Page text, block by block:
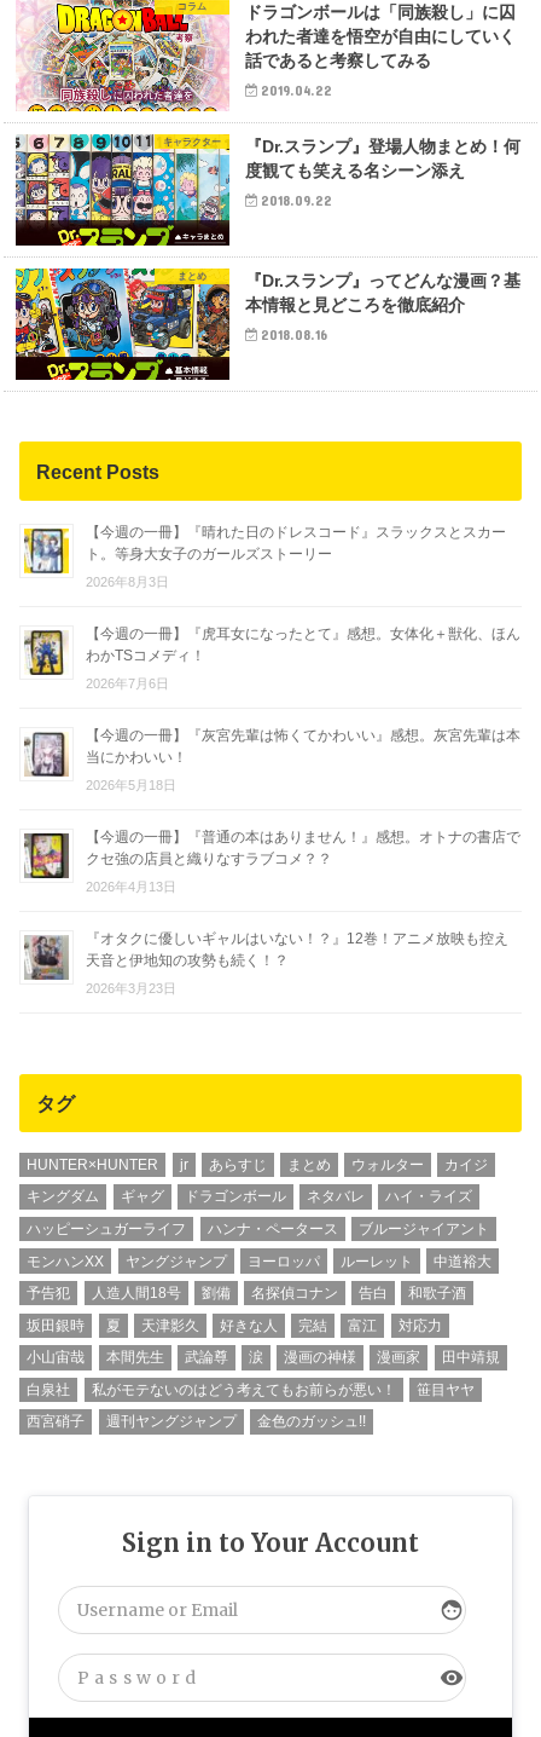
コラム
ドラゴンボールは「同族殺し」に囚
われた者達を悟空が自由にしていく
話であると考察してみる
2019.04.22
キャラクター
『Dr.スランプ』登場人物まとめ！何
度観ても笑える名シーン添え
2018.09.22
まとめ
『Dr.スランプ』ってどんな漫画？基
本情報と見どころを徹底紹介
2018.08.16
Recent Posts
【今週の一冊】『晴れた日のドレスコード』スラックスとスカー
ト。等身大女子のガールズストーリー
2026年8月3日
【今週の一冊】『虎耳女になったとて』感想。女体化＋獣化、ほん
わかTSコメディ！
2026年7月6日
【今週の一冊】『灰宮先輩は怖くてかわいい』感想。灰宮先輩は本
当にかわいい！
2026年5月18日
【今週の一冊】『普通の本はありません！』感想。オトナの書店で
クセ強の店員と織りなすラブコメ？？
2026年4月13日
『オタクに優しいギャルはいない！？』12巻！アニメ放映も控え
天音と伊地知の攻勢も続く！？
2026年3月23日
タグ
HUNTER×HUNTER jr あらすじ まとめ ウォルター
カイジ
キングダム
ギャグ ドラゴンボール ネタバレ
ハイ・ライズ
ハッピーシュガーライフ
ハンナ・ペータース
ブルージャイアント
モンハンXX
ヤングジャンプ ヨーロッパ ルーレット
中道裕大
予告犯
人造人間18号 劉備 名探偵コナン 告白
和歌子酒
坂田銀時
夏 天津影久 好きな人 完結 富江
対応力
小山宙哉
本間先生 武論尊 涙 漫画の神様 漫画家
田中靖規
白泉社
私がモテないのはどう考えてもお前らが悪い！
笹目ヤヤ
西宮硝子
週刊ヤングジャンプ 金色のガッシュ!!
Sign in to Your Account
face
visibility